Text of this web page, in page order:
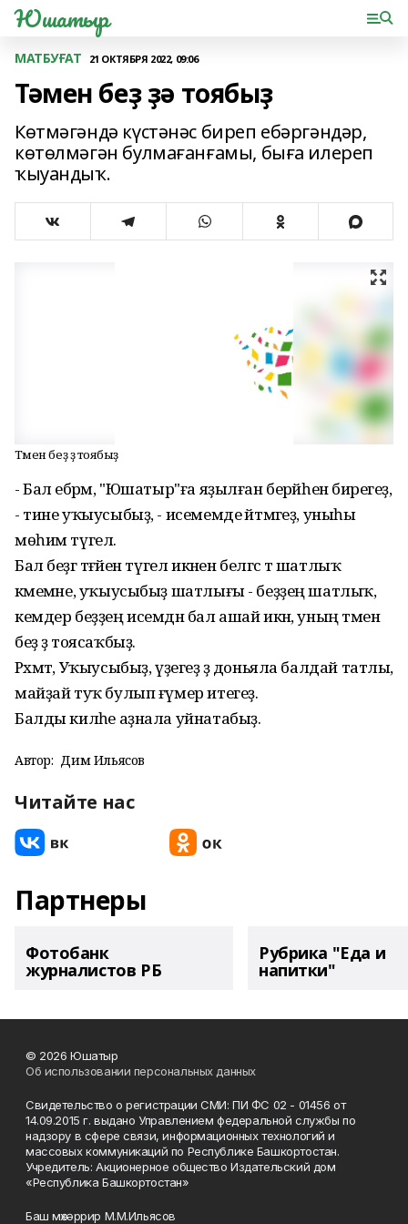
Юшатыр
МАТБУҒАТ 21 ОКТЯБРЯ 2022, 09:06
Тәмен беҙ ҙә тоябыҙ
Көтмәгәндә күстәнәс биреп ебәргәндәр,
көтөлмәгән булмағанғамы, быға илереп
ҡыуандыҡ.
Тәмен беҙ ҙә тоябыҙ
- Бал ебәрәм, "Юшатыр"ға яҙылған берәйһенә бирегеҙ,
- тине уҡыусыбыҙ, - исемемде әйтмәгеҙ, уныһы
мөһим түгел.
Бал беҙгә тәғәйен түгел икәнен белгәс тә шатлыҡ
кәмемәне, уҡыусыбыҙ шатлығы - беҙҙең шатлыҡ,
кемдер беҙҙең исемдән бал ашай икән, уның тәмен
беҙ ҙә тоясаҡбыҙ.
Рәхмәт, Уҡыусыбыҙ, үҙегеҙ ҙә доньяла балдай татлы,
майҙай туҡ булып ғүмер итегеҙ.
Балды киләһе аҙнала уйнатабыҙ.
Автор: Дим Ильясов
Читайте нас
Партнеры
Фотобанк
журналистов РБ
Рубрика "Еда и
напитки"
© 2026 Юшатыр
Об использовании персональных данных
Свидетельство о регистрации СМИ: ПИ ФС 02 - 01456 от
14.09.2015 г. выдано Управлением федеральной службы по
надзору в сфере связи, информационных технологий и
массовых коммуникаций по Республике Башкортостан.
Учредитель: Акционерное общество Издательский дом
«Республика Башкортостан»
Баш мөхәррир М.М.Ильясов